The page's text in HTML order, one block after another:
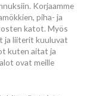
Korjaamme
piha- ja
katot. Myös
ja liiterit kuuluvat
kuten aitat ja
ovat meille